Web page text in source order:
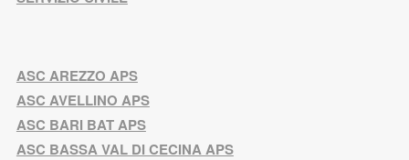
ASC AREZZO APS
ASC AVELLINO APS
ASC BARI BAT APS
ASC BASSA VAL DI CECINA APS